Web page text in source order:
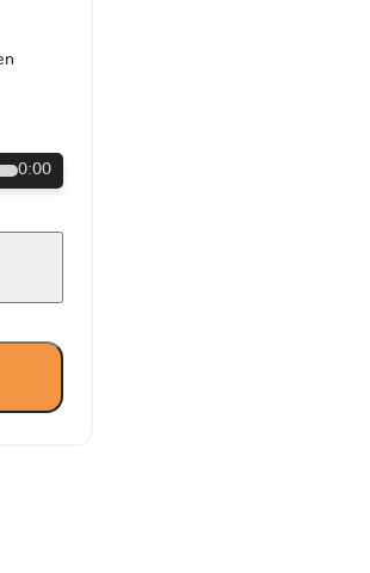
0:00